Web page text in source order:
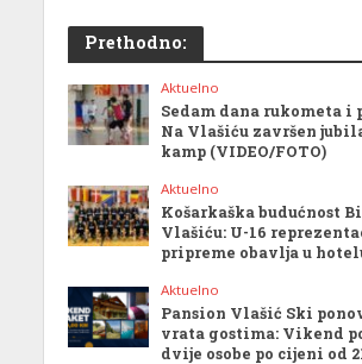
Prethodno:
Aktuelno
Sedam dana rukometa i
Na Vlašiću završen
kamp (VIDEO/FOTO)
Aktuelno
Košarkaška budućnost
Vlašiću: U-16
pripreme obavlja u
Aktuelno
Pansion Vlašić Ski
vrata gostima: Vikend
dvije osobe po cijeni od